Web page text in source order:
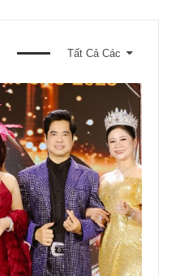
Tất Cả Các